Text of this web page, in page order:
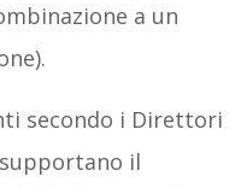
a un
secondo i Direttori
il